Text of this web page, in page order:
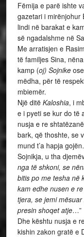
Fëmija e parë ishte
gazetari i
lindi në barakat e
së ngadalshme në
Me arratisjen e
të familjes Sina,
kamp (oj) Sojnikeose
mëdha, për të
mbiemër.
Një ditë Kaloshia, i
e i pyeti se kur do të
nusja e re
bark, që thoshte, se
mund t’a hapja
Sojnikja, u tha
nga të shkoni, se
bitis po me tesha në
kam edhe nusen e
tjera, se jemi
presin shoqet atje…”
Dhe kështu nusja e
kishin zakon gratë e